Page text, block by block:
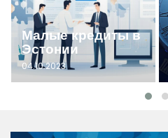
Малые кредиты в
Эстонии
04.10.2023